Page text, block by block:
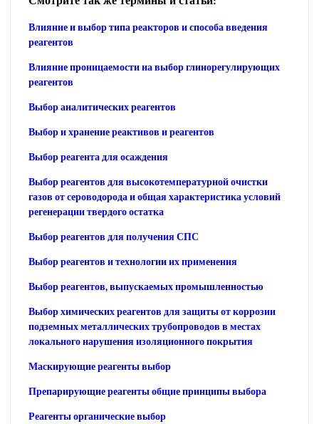
Влияние и выбор типа реакторов и способа введения
реагентов
Влияние проницаемости на выбор глинорегулирующих
реагентов
Выбор аналитических реагентов
Выбор и хранение реактивов и реагентов
Выбор реагента для осаждения
Выбор реагентов для высокотемпературной очистки
газов от сероводорода и общая характеристика условий
регенерации твердого остатка
Выбор реагентов для получения СПС
Выбор реагентов и технологии их применения
Выбор реагентов, выпускаемых промышленностью
Выбор химических реагентов для защиты от коррозии
подземных металлических трубопроводов в местах
локального нарушения изоляционного покрытия
Маскирующие реагенты выбор
Препарирующие реагенты общие принципы выбора
Реагенты органические выбор